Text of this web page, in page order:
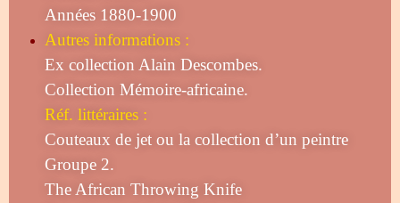
Années 1880-1900
Autres informations :
Ex collection Alain Descombes.
Collection Mémoire-africaine.
Réf. littéraires :
Couteaux de jet ou la collection d’un peintre
Groupe 2.
The African Throwing Knife